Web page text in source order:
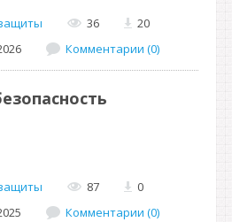
36
20
Комментарии (0)
87
0
Комментарии (0)